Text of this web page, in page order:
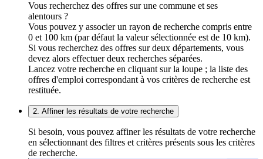
Vous recherchez des offres sur une commune et ses
alentours ?
Vous pouvez y associer un rayon de recherche compris entre
0 et 100 km (par défaut la valeur sélectionnée est de 10 km).
Si vous recherchez des offres sur deux départements, vous
devez alors effectuer deux recherches séparées.
Lancez votre recherche en cliquant sur la loupe ; la liste des
offres d'emploi correspondant à vos critères de recherche est
restituée.
2. Affiner les résultats de votre recherche
Si besoin, vous pouvez affiner les résultats de votre recherche
en sélectionnant des filtres et critères présents sous les critères
de recherche.